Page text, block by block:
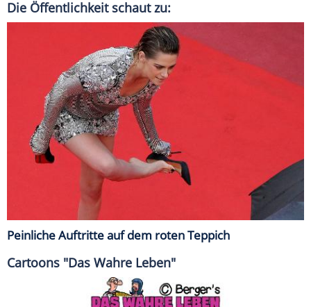
Die Öffentlichkeit schaut zu:
Peinliche Auftritte auf dem roten Teppich
Cartoons "Das Wahre Leben"